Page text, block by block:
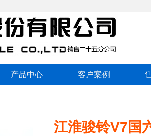
产品中心 客户案例
江淮骏铃V7国